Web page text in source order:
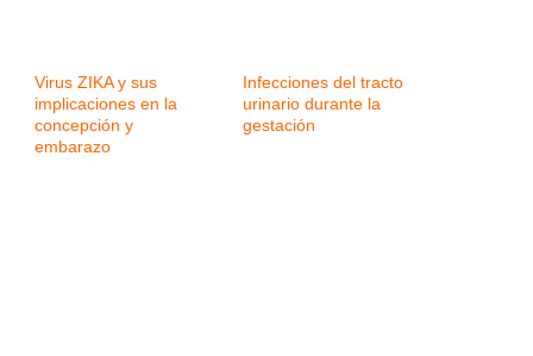
Virus ZIKA y sus
implicaciones en la
concepción y
embarazo
Infecciones del tracto
urinario durante la
gestación